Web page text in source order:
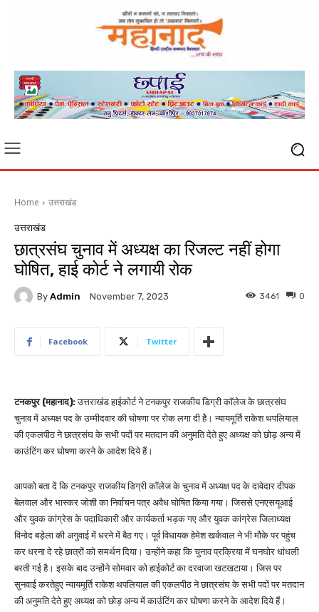
Home उत्तराखंड
उत्तराखंड
छात्रसंघ चुनाव में अध्यक्ष का रिजल्ट नहीं होगा
घोषित, हाई कोर्ट ने लगायी रोक
By Admin November 7, 2023 0
3461
Facebook Twitter
टनकपुर (महानाद):उत्तराखंड हाईकोर्ट ने टनकपुर राजकीय डिग्री कॉलेज के छात्रसंघ
चुनाव में अध्यक्ष पद के उम्मीदवार की घोषणा पर रोक लगा दी है। न्यायमूर्ति राकेश थपलियाल
की एकलपीठ ने छात्रसंघ के सभी पदों पर मतदान की अनुमति देते हुए अध्यक्ष को छोड़ अन्य में
काउंटिंग कर घोषणा करने के आदेश दिये हैं।
आपको बता दें कि टनकपुर राजकीय डिग्री कॉलेज के चुनाव में अध्यक्ष पद के दावेदार दीपक
बेलवाल और भास्कर जोशी का निर्वाचन पत्र अवैध घोषित किया गया। जिससे एनएसयूआई
और युवक कांग्रेस के पदाधिकारी और कार्यकर्ता भड़क गए और युवक कांग्रेस जिलाध्यक्ष
विनोद बड़ेला की अगुवाई में धरने में बैठ गए। पूर्व विधायक हेमेश खर्कवाल ने भी मौके पर पहुंच
कर धरना दे रहे छात्रों को समर्थन दिया। उन्होंने कहा कि चुनाव प्रक्रिया में घनघोर धांधली
बरती गई है। इसके बाद उन्होंने सोमवार को हाईकोर्ट का दरवाजा खटखटाया। जिस पर
सुनवाई करतेहुए न्यायमूर्ति राकेश थपलियाल की एकलपीठ ने छात्रसंघ के सभी पदों पर मतदान
की अनुमति देते हुए अध्यक्ष को छोड़ अन्य में काउंटिंग कर घोषणा करने के आदेश दिये हैं।